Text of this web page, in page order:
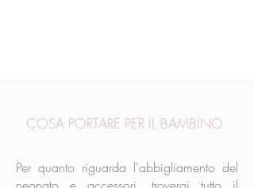
COSA PORTARE PER IL BAMBINO
Per quanto riguarda l'abbigliamento del